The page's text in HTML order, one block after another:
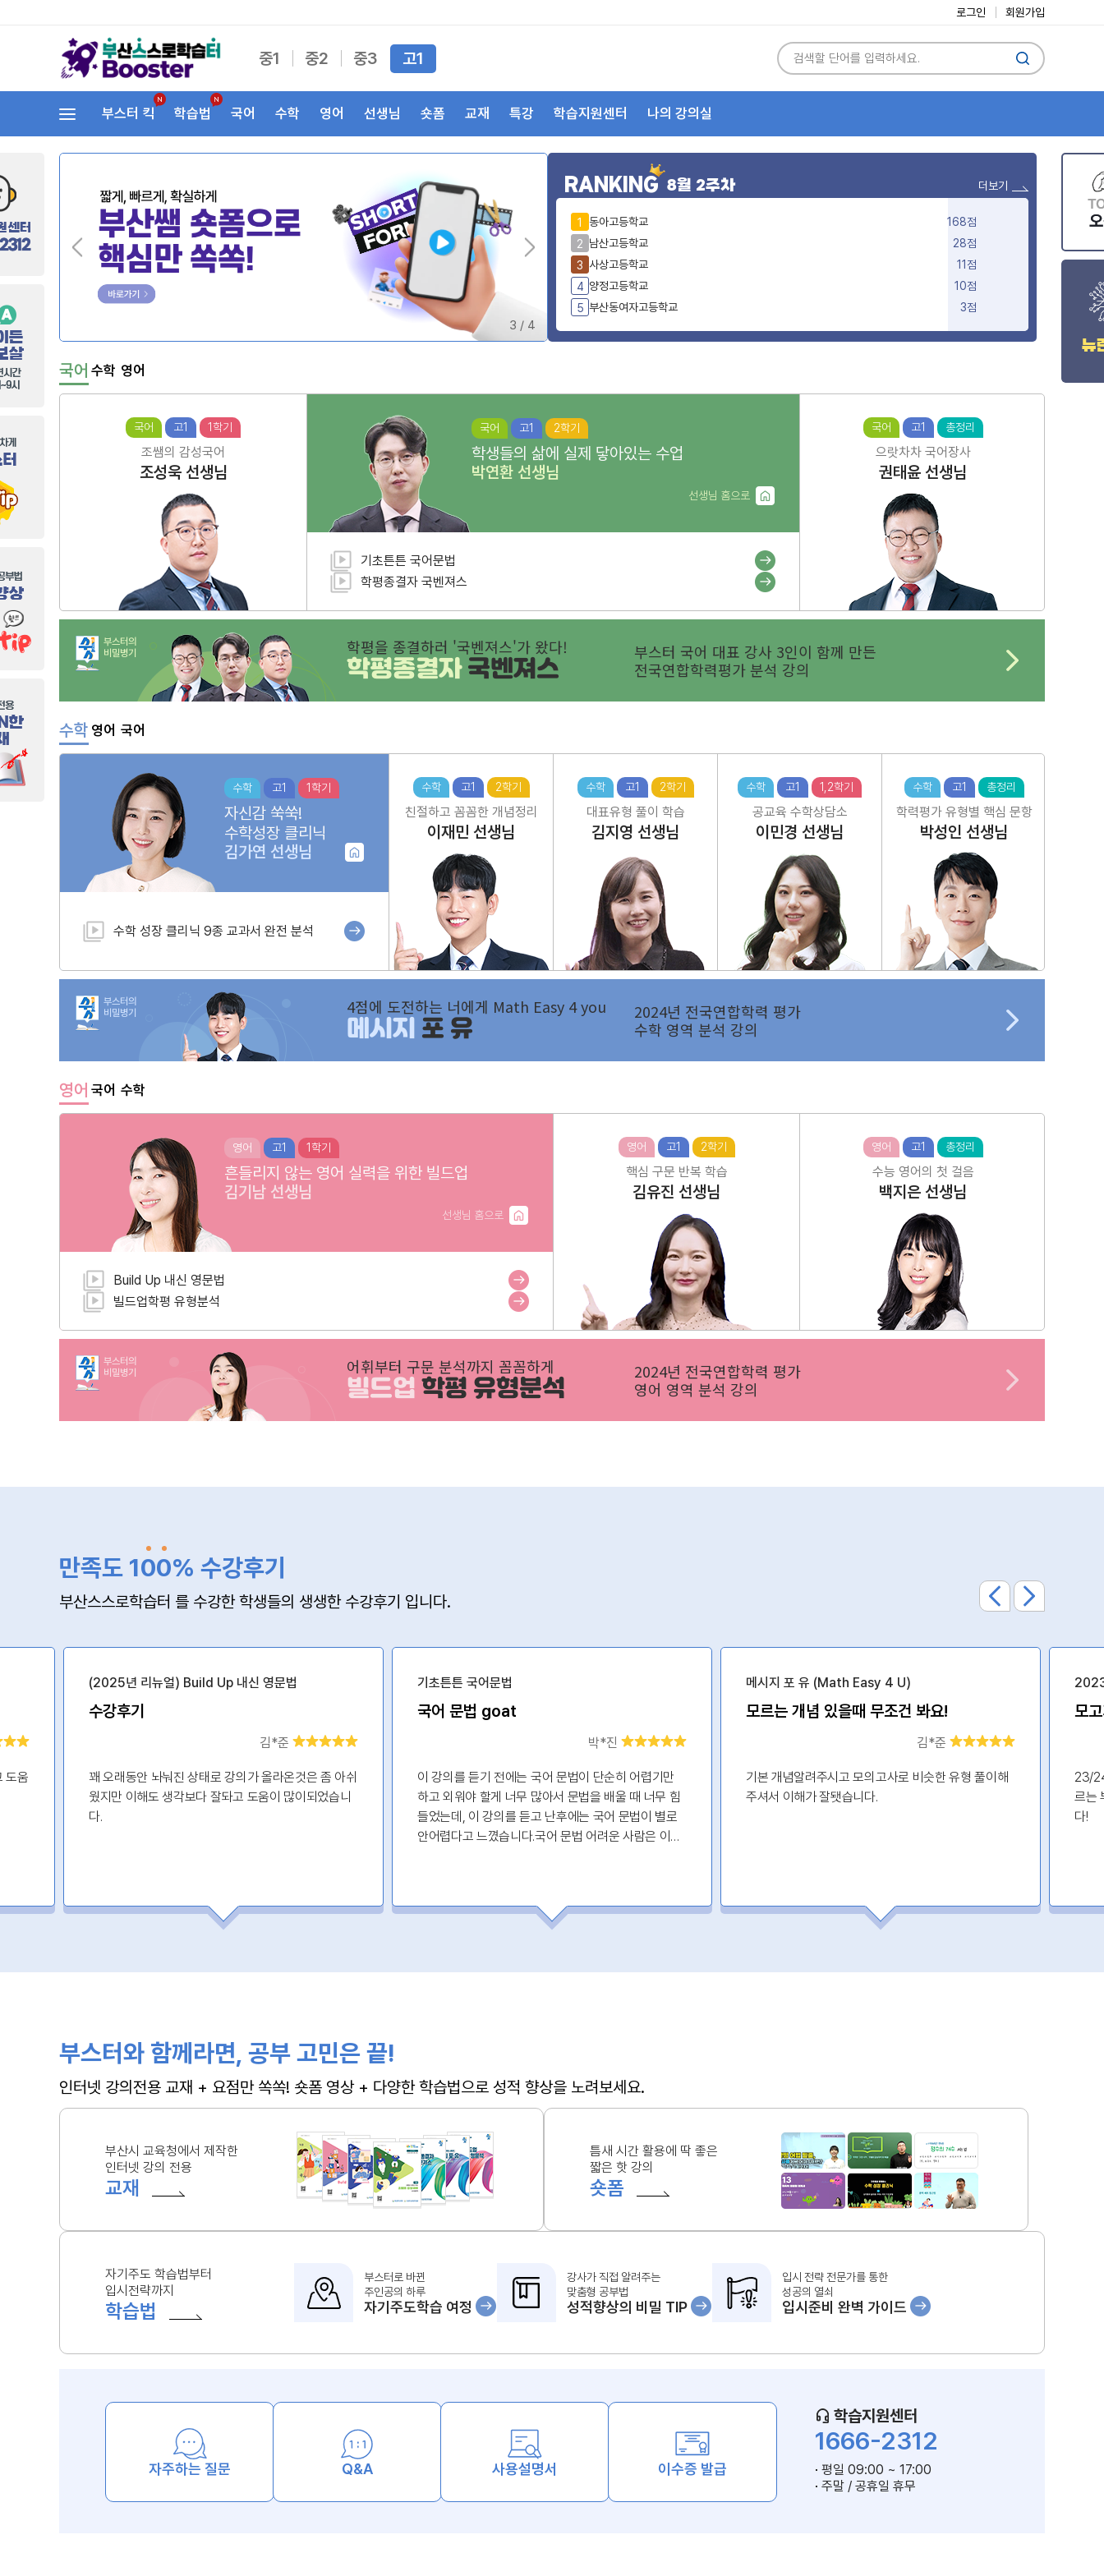
로그인 회원가입
중1 중2 중3 고1
부스터 킥 학습법 국어 수학 영어 선생님 숏폼 교재 특강 학습지원센터 나의 강의실
3 / 4
RANKING 8월 2주차 더보기
1 동아고등학교
168점
2 남산고등학교
28점
3 사상고등학교
11점
4 양정고등학교
10점
5 부산동여자고등학교 3점
국어 수학 영어
국어 고1 1학기
조쌤의 감성국어
조성욱 선생님
국어 고1 2학기
학생들의 삶에 실제 닿아있는 수업
박연환 선생님
선생님 홈으로
기초튼튼 국어문법
학평종결자 국벤져스
국어 고1 총정리
으랏차차 국어장사
권태윤 선생님
부스터의
비밀병기
학평을 종결하러 '국벤져스'가 왔다!
학평종결자국벤져스
부스터 국어 대표 강사 3인이 함께 만든
전국연합학력평가 분석 강의
수학 영어 국어
수학 고1 1학기
자신감 쑥쑥!
수학성장 클리닉
김가연 선생님
수학 성장 클리닉 9종 교과서 완전 분석
수학 고1 2학기
친절하고 꼼꼼한 개념정리
이재민 선생님
수학 고1 2학기
대표유형 풀이 학습
김지영 선생님
수학 고1 1,2학기
공교육 수학상담소
이민경 선생님
수학 고1 총정리
학력평가 유형별 핵심 문항
박성인 선생님
부스터의
비밀병기
4점에 도전하는 너에게 Math Easy 4 you
메시지 포 유
2024년 전국연합학력 평가
수학 영역 분석 강의
영어 국어 수학
영어 고1 1학기
흔들리지 않는 영어 실력을 위한 빌드업
김기남 선생님
선생님 홈으로
Build Up 내신 영문법
빌드업학평 유형분석
영어 고1 2학기
핵심 구문 반복 학습
김유진 선생님
영어 고1 총정리
수능 영어의 첫 걸음
백지은 선생님
부스터의
비밀병기
어휘부터 구문 분석까지 꼼꼼하게
빌드업학평 유형분석
2024년 전국연합학력 평가
영어 영역 분석 강의
만족도 100% 수강후기
부산스스로학습터 를 수강한 학생들의 생생한 수강후기 입니다.
도움
(2025년 리뉴얼) Build Up 내신 영문법
수강후기
김*준
꽤 오래동안 놔눠진 상태로 강의가 올라온것은 좀 아쉬
웠지만 이해도 생각보다 잘돠고 도움이 많이되었습니
다.
기초튼튼 국어문법
국어 문법 goat
박*진
이 강의를 듣기 전에는 국어 문법이 단순히 어렵기만
하고 외워야 할게 너무 많아서 문법을 배울 때 너무 힘
들었는데, 이 강의를 듣고 난후에는 국어 문법이 별로
안어렵다고 느꼈습니다.국어 문법 어려운 사람은 이거
메시지 포 유 (Math Easy 4 U)
모르는 개념 있을때 무조건 봐요!
김*준
기본 개념알려주시고 모의고사로 비슷한 유형 풀이해
주셔서 이해가 잘됏습니다.
23/
르는
다!
부스터와 함께라면, 공부 고민은 끝!
인터넷 강의전용 교재 + 요점만 쏙쏙! 숏폼 영상 + 다양한 학습법으로 성적 향상을 노려보세요.
부산시 교육청에서 제작한
인터넷 강의 전용
교재
틈새 시간 활용에 딱 좋은
짧은 핫 강의
숏폼
자기주도 학습법부터
입시전략까지
학습법
부스터로 바뀐
주인공의 하루
자기주도학습 여정
강사가 직접 알려주는
맞춤형 공부법
성적향상의 비밀 TIP
입시 전략 전문가를 통한
성공의 열쇠
입시준비 완벽 가이드
자주하는 질문 Q&A 사용설명서 이수증 발급
학습지원센터
1666-2312
평일 09:00 ~ 17:00
주말 / 공휴일 휴무